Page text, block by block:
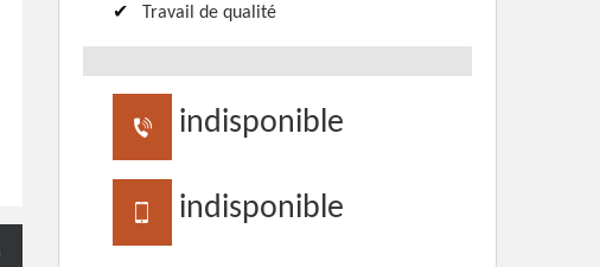
Travail de qualité
indisponible
indisponible